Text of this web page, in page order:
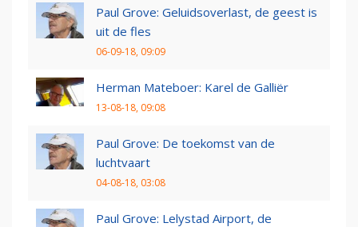
Paul Grove: Geluidsoverlast, de geest is
uit de fles
06-09-18, 09:09
Herman Mateboer: Karel de Galliër
13-08-18, 09:08
Paul Grove: De toekomst van de
luchtvaart
04-08-18, 03:08
Paul Grove: Lelystad Airport, de